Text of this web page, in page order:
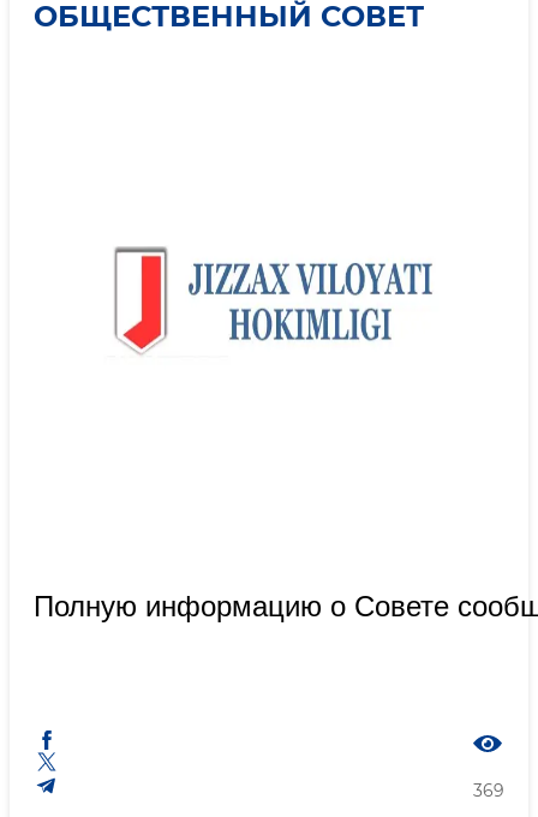
ОБЩЕСТВЕННЫЙ СОВЕТ
Полную информацию о Совете
369